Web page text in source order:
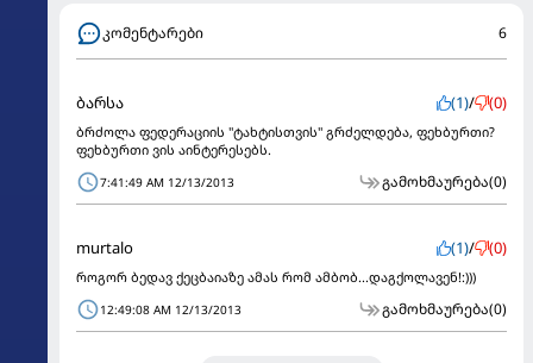
კომენტარები 6
ბარსა (1)/ (0)
ბრძოლა ფედერაციის "ტახტისთვის" გრძელდება, ფეხბურთი?
ფეხბურთი ვის აინტერესებს.
7:41:49 AM 12/13/2013 გამოხმაურება(0)
murtalo (1)/ (0)
როგორ ბედავ ქეცბაიაზე ამას რომ ამბობ...დაგქოლავენ!:)))
12:49:08 AM 12/13/2013 გამოხმაურება(0)